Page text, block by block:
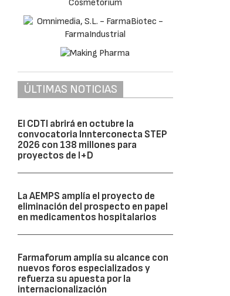
ÚLTIMAS NOTICIAS
El CDTI abrirá en octubre la
convocatoria Innterconecta STEP
2026 con 138 millones para
proyectos de I+D
La AEMPS amplía el proyecto de
eliminación del prospecto en papel
en medicamentos hospitalarios
Farmaforum amplía su alcance con
nuevos foros especializados y
refuerza su apuesta por la
internacionalización